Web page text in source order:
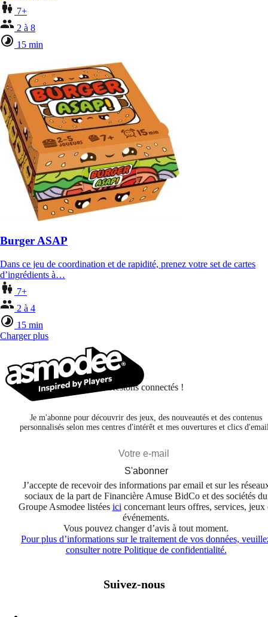
7+
2 à 8
15 min
Burger ASAP
Dans ce jeu de coordination et de rapidité, prenez votre set de cartes
d’ingrédients à…
7+
2 à 4
15 min
Charger plus
Restons connectés !
Je m'abonne pour découvrir des jeux, des nouveautés et des contenus
personnalisés selon mes centres d'intérêt et mes ouvertures et clics
S'abonner
J’accepte de recevoir des informations par email et sur les
sociaux de la part de Financière Amuse BidCo et des sociétés du
Groupe Asmodee listées ici concernant leurs offres, services, jeux
événements.
Vous pouvez changer d’avis à tout moment.
Pour plus d’informations sur le traitement de vos données,
consulter notre Politique de confidentialité.
Suivez-nous